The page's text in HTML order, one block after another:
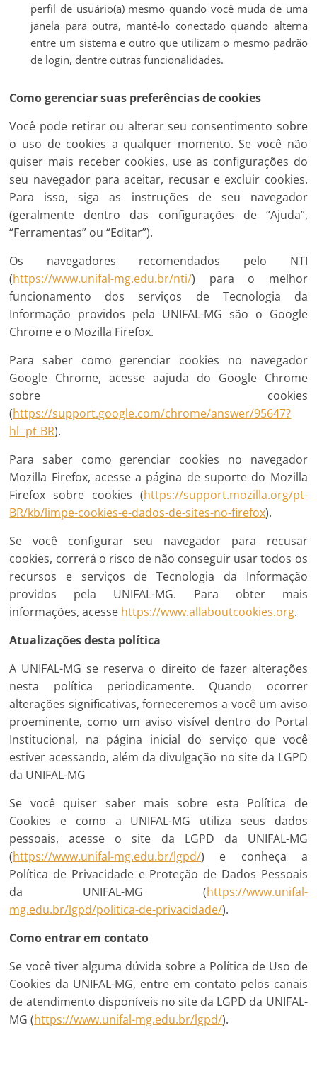
perfil de usuário(a) mesmo quando você muda de uma
janela para outra, mantê-lo conectado quando alterna
entre um sistema e outro que utilizam o mesmo padrão
de login, dentre outras funcionalidades.
Como gerenciar suas preferências de cookies
Você pode retirar ou alterar seu consentimento sobre
o uso de cookies a qualquer momento. Se você não
quiser mais receber cookies, use as configurações do
seu navegador para aceitar, recusar e excluir cookies.
Para isso, siga as instruções de seu navegador
(geralmente dentro das configurações de “Ajuda”,
“Ferramentas” ou “Editar”).
Os navegadores recomendados pelo NTI
(https://www.unifal-mg.edu.br/nti/) para o melhor
funcionamento dos serviços de Tecnologia da
Informação providos pela UNIFAL-MG são o Google
Chrome e o Mozilla Firefox.
Para saber como gerenciar cookies no navegador
Google Chrome, acesse aajuda do Google Chrome
sobre cookies
(https://support.google.com/chrome/answer/95647?
hl=pt-BR).
Para saber como gerenciar cookies no navegador
Mozilla Firefox, acesse a página de suporte do Mozilla
Firefox sobre cookies (https://support.mozilla.org/pt-
BR/kb/limpe-cookies-e-dados-de-sites-no-firefox).
Se você configurar seu navegador para recusar
cookies, correrá o risco de não conseguir usar todos os
recursos e serviços de Tecnologia da Informação
providos pela UNIFAL-MG. Para obter mais
informações, acesse https://www.allaboutcookies.org.
Atualizações desta política
A UNIFAL-MG se reserva o direito de fazer alterações
nesta política periodicamente. Quando ocorrer
alterações significativas, forneceremos a você um aviso
proeminente, como um aviso visível dentro do Portal
Institucional, na página inicial do serviço que você
estiver acessando, além da divulgação no site da LGPD
da UNIFAL-MG
Se você quiser saber mais sobre esta Política de
Cookies e como a UNIFAL-MG utiliza seus dados
pessoais, acesse o site da LGPD da UNIFAL-MG
(https://www.unifal-mg.edu.br/lgpd/) e conheça a
Política de Privacidade e Proteção de Dados Pessoais
da UNIFAL-MG (https://www.unifal-
mg.edu.br/lgpd/politica-de-privacidade/).
Como entrar em contato
Se você tiver alguma dúvida sobre a Política de Uso de
Cookies da UNIFAL-MG, entre em contato pelos canais
de atendimento disponíveis no site da LGPD da UNIFAL-
MG (https://www.unifal-mg.edu.br/lgpd/).